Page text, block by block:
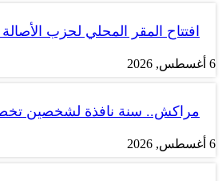
افتتاح المقر المحلي لحزب
6 أغسطس, 2026
مراكش.. سنة نافذة لشخصين
6 أغسطس, 2026